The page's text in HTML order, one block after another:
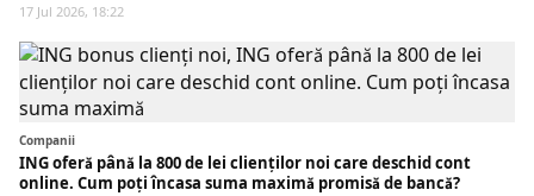
17 Jul 2026, 18:22
Companii
ING oferă până la 800 de lei clienților noi care deschid cont
online. Cum poți încasa suma maximă promisă de bancă?